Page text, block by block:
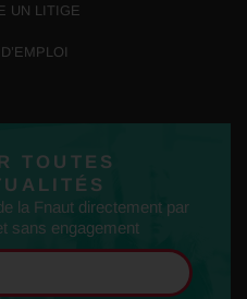
UN LITIGE
TOUTES
la Fnaut directement par
sans engagement